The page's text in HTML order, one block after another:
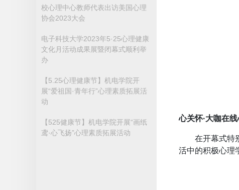
校心理中心教师代表出访美国心理
协会2023大会
电子科技大学2023年5·25心理健康
文化月活动成果展暨闭幕式顺利举
办
【5.25心理健康节】机电学院开
展“爱祖国·青年行”心理素质拓展活
动
【525健康节】机电学院开展“画纸
鸢·心飞扬”心理素质拓展活动
心关怀·大咖在
在开幕式特
活中的积极心理